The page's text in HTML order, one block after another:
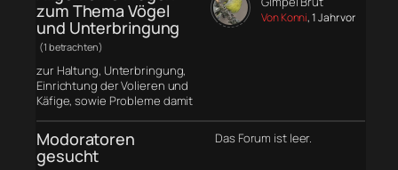
zum Thema Vögel
und Unterbringung
(1 betrachten)
zur Haltung, Unterbringung,
Einrichtung der Volieren und
Käfige, sowie Probleme damit
Von Konni, 1 Jahr vor
Modoratoren
gesucht
Das Forum ist leer.